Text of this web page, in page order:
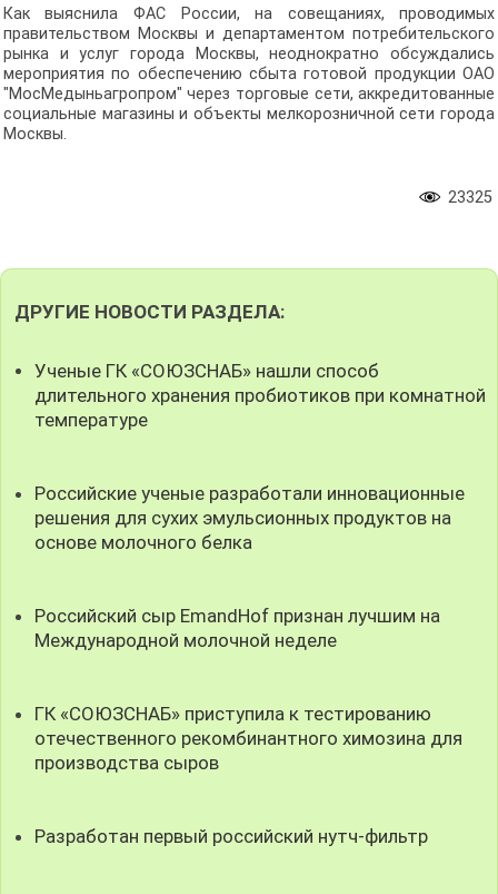
Как выяснила ФАС России, на совещаниях, проводимых
правительством Москвы и департаментом потребительского
рынка и услуг города Москвы, неоднократно обсуждались
мероприятия по обеспечению сбыта готовой продукции ОАО
"МосМедыньагропром" через торговые сети, аккредитованные
социальные магазины и объекты мелкорозничной сети города
Москвы.
23325
ДРУГИЕ НОВОСТИ РАЗДЕЛА:
Ученые ГК «СОЮЗСНАБ» нашли способ
длительного хранения пробиотиков при комнатной
температуре
Российские ученые разработали инновационные
решения для сухих эмульсионных продуктов на
основе молочного белка
Российский сыр EmandHof признан лучшим на
Международной молочной неделе
ГК «СОЮЗСНАБ» приступила к тестированию
отечественного рекомбинантного химозина для
производства сыров
Разработан первый российский нутч-фильтр